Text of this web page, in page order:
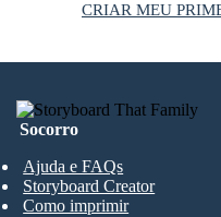
CRIAR MEU
Socorro
Ajuda e FAQs
Storyboard Creator
Como imprimir